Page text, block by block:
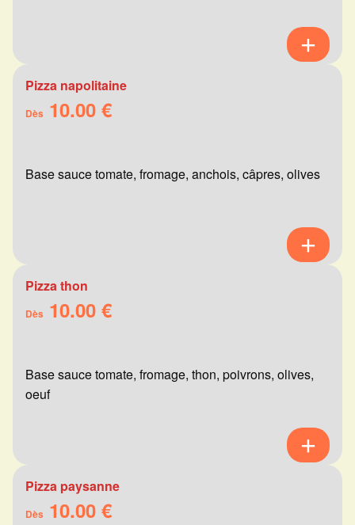
Pizza napolitaine
Dès 10.00 €
Base sauce tomate, fromage, anchois, câpres, olives
Pizza thon
Dès 10.00 €
Base sauce tomate, fromage, thon, poivrons, olives,
oeuf
Pizza paysanne
Dès 10.00 €